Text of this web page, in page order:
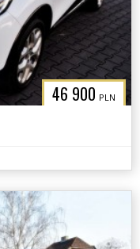
46 900 PLN